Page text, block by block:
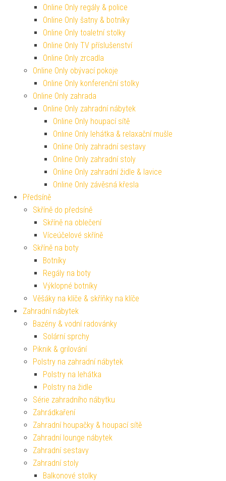
Online Only regály & police
Online Only šatny & botníky
Online Only toaletní stolky
Online Only TV příslušenství
Online Only zrcadla
Online Only obývací pokoje
Online Only konferenční stolky
Online Only zahrada
Online Only zahradní nábytek
Online Only houpací sítě
Online Only lehátka & relaxační mušle
Online Only zahradní sestavy
Online Only zahradní stoly
Online Only zahradní židle & lavice
Online Only závěsná křesla
Předsíně
Skříně do předsíně
Skříně na oblečení
Víceúčelové skříně
Skříně na boty
Botníky
Regály na boty
Výklopné botníky
Věšáky na klíče & skříňky na klíče
Zahradní nábytek
Bazény & vodní radovánky
Solární sprchy
Piknik & grilování
Polstry na zahradní nábytek
Polstry na lehátka
Polstry na židle
Série zahradního nábytku
Zahrádkaření
Zahradní houpačky & houpací sítě
Zahradní lounge nábytek
Zahradní sestavy
Zahradní stoly
Balkonové stolky